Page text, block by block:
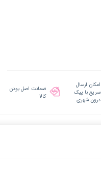
امکان ارسال
سریع با پیک
درون شهری
ضمانت اصل بودن
کالا